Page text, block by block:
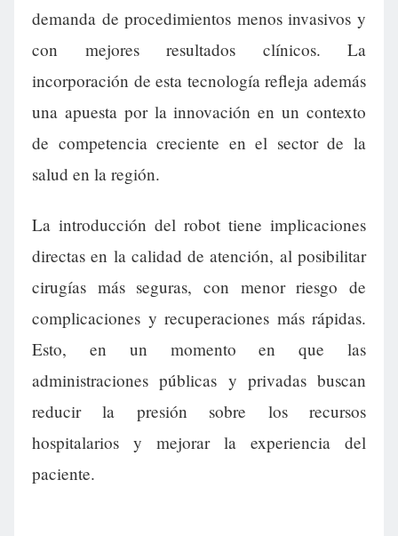
demanda de procedimientos menos invasivos y
con mejores resultados clínicos. La
incorporación de esta tecnología refleja además
una apuesta por la innovación en un contexto
de competencia creciente en el sector de la
salud en la región.
La introducción del robot tiene implicaciones
directas en la calidad de atención, al posibilitar
cirugías más seguras, con menor riesgo de
complicaciones y recuperaciones más rápidas.
Esto, en un momento en que las
administraciones públicas y privadas buscan
reducir la presión sobre los recursos
hospitalarios y mejorar la experiencia del
paciente.